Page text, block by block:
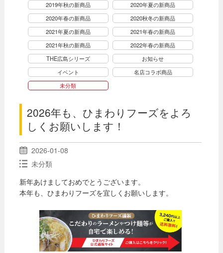
2019年秋の新商品
2020年夏の新商品
2020年春の新商品
2020秋冬の新商品
2021年夏の新商品
2021年春の新商品
2021年秋の新商品
2022年春の新商品
THE広島シリーズ
お知らせ
イベント
名店コラボ商品
未分類
2026年も、ひまわりフーズをよろ
しくお願いします！
2026-01-08
未分類
新年あけましておめでとうございます。
本年も、ひまわりフーズを宜しくお願いします。